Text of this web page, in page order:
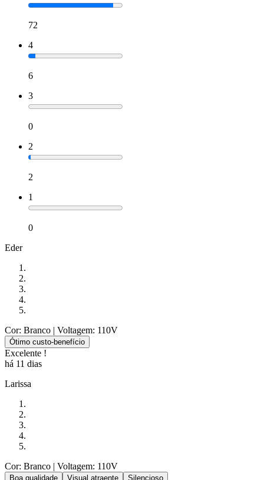
72
4
6
3
0
2
2
1
0
Eder
Cor: Branco | Voltagem: 110V
Ótimo custo-benefício
Excelente !
há 11 dias
Larissa
Cor: Branco | Voltagem: 110V
Boa qualidade Visual atraente Silencioso